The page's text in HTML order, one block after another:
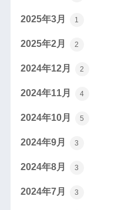
2025年3月 1
2025年2月 2
2024年12月 2
2024年11月 4
2024年10月 5
2024年9月 3
2024年8月 3
2024年7月 3